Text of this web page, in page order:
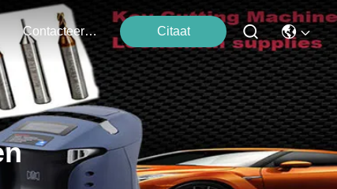
Contacteer Ons Citaat